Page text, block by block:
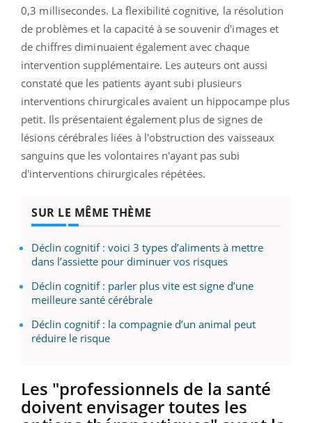
0,3 millisecondes. La flexibilité cognitive, la résolution
de problèmes et la capacité à se souvenir d'images et
de chiffres diminuaient également avec chaque
intervention supplémentaire. Les auteurs ont aussi
constaté que les patients ayant subi plusieurs
interventions chirurgicales avaient un hippocampe plus
petit. Ils présentaient également plus de signes de
lésions cérébrales liées à l'obstruction des vaisseaux
sanguins que les volontaires n'ayant pas subi
d'interventions chirurgicales répétées.
SUR LE MÊME THÈME
Déclin cognitif : voici 3 types d’aliments à mettre
dans l’assiette pour diminuer vos risques
Déclin cognitif : parler plus vite est signe d’une
meilleure santé cérébrale
Déclin cognitif : la compagnie d’un animal peut
réduire le risque
Les "professionnels de la santé
doivent envisager toutes les